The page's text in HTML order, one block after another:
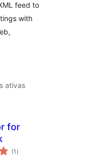
feed to
with
ativas
for
(1 avaliações
totais
)